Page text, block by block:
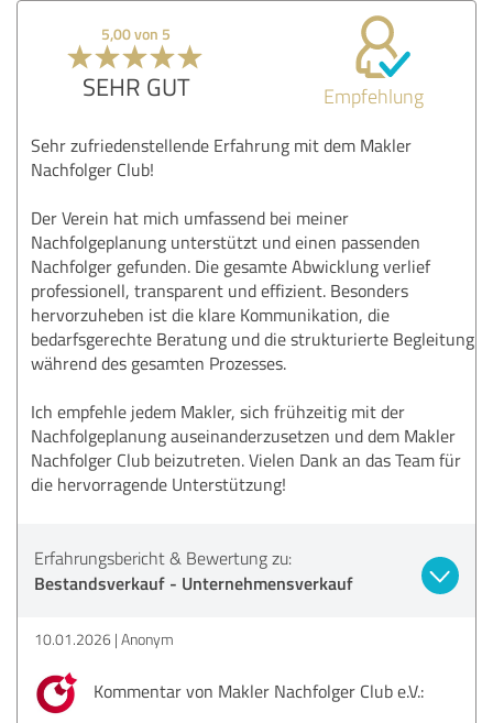
5,00 von 5
SEHR GUT Empfehlung
Sehr zufriedenstellende Erfahrung mit dem Makler
Nachfolger Club!
Der Verein hat mich umfassend bei meiner
Nachfolgeplanung unterstützt und einen passenden
Nachfolger gefunden. Die gesamte Abwicklung verlief
professionell, transparent und effizient. Besonders
hervorzuheben ist die klare Kommunikation, die
bedarfsgerechte Beratung und die strukturierte Begleitung
während des gesamten Prozesses.
Ich empfehle jedem Makler, sich frühzeitig mit der
Nachfolgeplanung auseinanderzusetzen und dem Makler
Nachfolger Club beizutreten. Vielen Dank an das Team für
die hervorragende Unterstützung!
Erfahrungsbericht & Bewertung zu:
Bestandsverkauf - Unternehmensverkauf
10.01.2026 Anonym
Kommentar von Makler Nachfolger Club e.V.: